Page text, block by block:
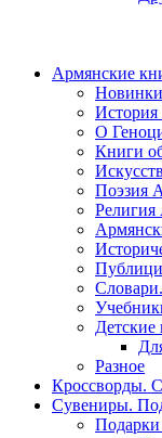
Армянские
Новинки
О
Книги
Поэзия
Детские
Разное
Кроссворды.
Сувениры.